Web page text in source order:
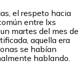
el respeto hacia
entre lxs
martes del mes de
aquella era
se habían
hablando.